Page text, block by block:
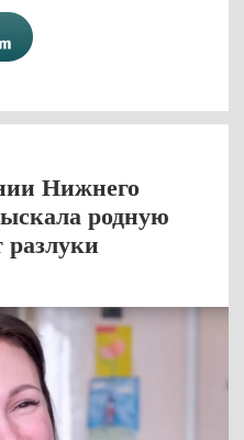
Нижнего
родную
разлуки